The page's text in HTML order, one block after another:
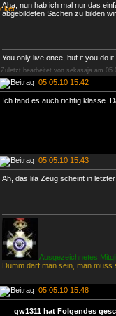
Aha, nun hab ich mal nur das
abgebildeten Sachen zu bilden
You only live once, but if you do
Zuletzt bearbeitet von sekasaja am
05.05.10 15:42
Ich fand es auch richtig klasse.
05.05.10 15:43
Ah, das lila Zeug scheint in
Ausgezeichnetes
Dumm darf man sein, man muss
05.05.10 15:48
gw1311 hat Folgendes